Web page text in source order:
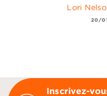
Lori
20/
Inscrivez-